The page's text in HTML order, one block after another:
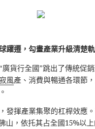
躍遷，勾畫產業升級清楚
貨行全國”跳出了傳統促
風產、消費與暢通各環節
發揮產業集聚的杠桿效應
山，依托其占全國15%以